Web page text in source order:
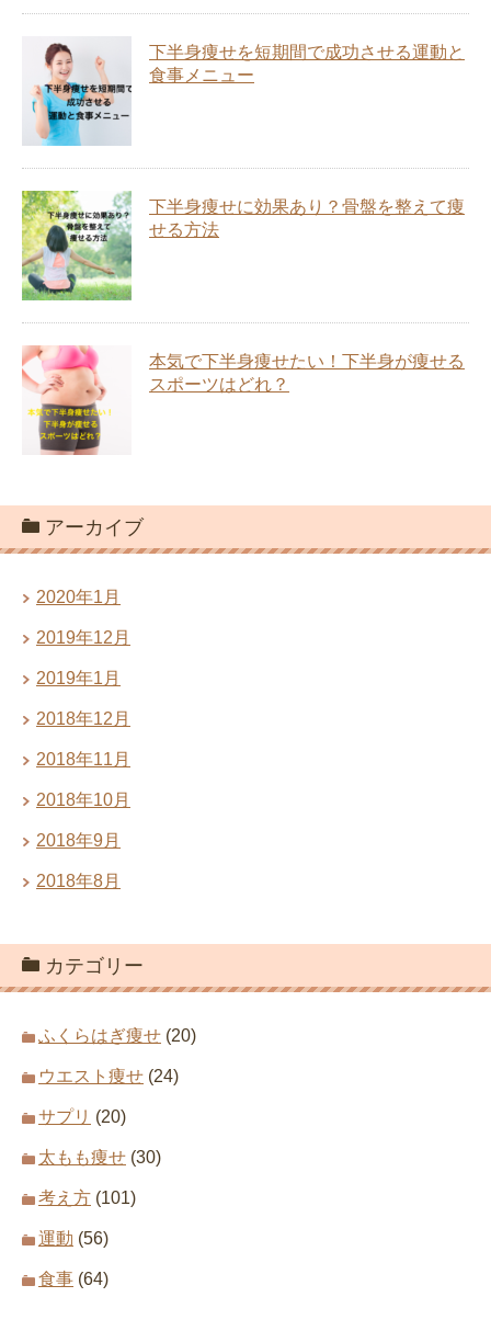
下半身痩せを短期間で成功させる運動と
食事メニュー
下半身痩せに効果あり？骨盤を整えて痩
せる方法
本気で下半身痩せたい！下半身が痩せる
スポーツはどれ？
アーカイブ
2020年1月
2019年12月
2019年1月
2018年12月
2018年11月
2018年10月
2018年9月
2018年8月
カテゴリー
ふくらはぎ痩せ (20)
ウエスト痩せ (24)
サプリ (20)
太もも痩せ (30)
考え方 (101)
運動 (56)
食事 (64)